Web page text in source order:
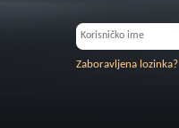
Zaboravljena lozinka?